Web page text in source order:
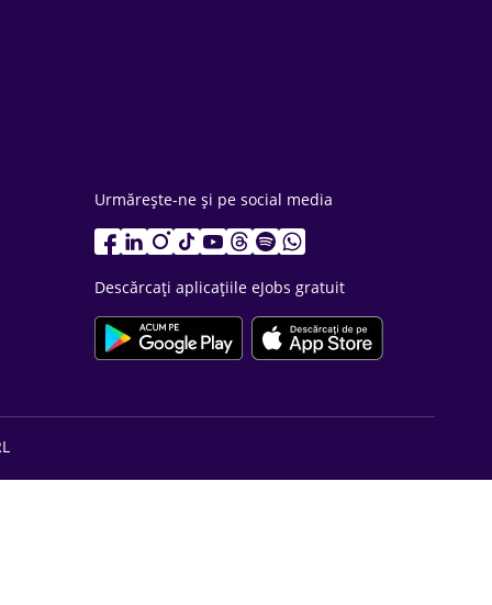
Urmărește-ne și pe social media
Descărcați aplicațiile eJobs gratuit